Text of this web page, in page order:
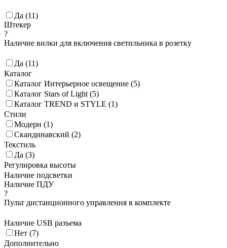
Да (11)
Штекер
?
Наличие вилки для включения светильника в розетку
Да (11)
Каталог
Каталог Интерьерное освещение (5)
Каталог Stars of Light (5)
Каталог TREND и STYLE (1)
Стили
Модерн (1)
Скандинавский (2)
Текстиль
Да (3)
Регулировка высоты
Наличие подсветки
Наличие ПДУ
?
Пульт дистанционного управления в комплекте
Наличие USB разъема
Нет (7)
Дополнительно